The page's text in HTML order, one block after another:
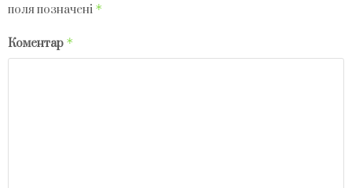
поля позначені *
Коментар *